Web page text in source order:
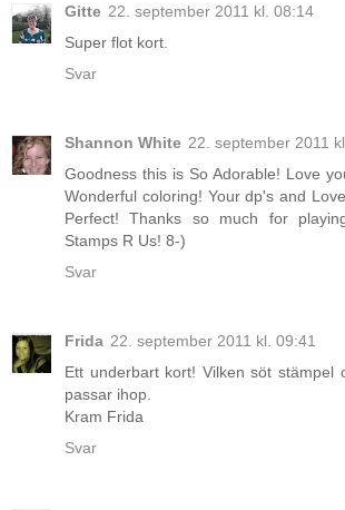
Gitte 22. september 2011 kl. 08:14
Super flot kort.
Svar
Shannon White 22. september 2011
Goodness this is So Adorable! Love
Wonderful coloring! Your dp's and
Perfect! Thanks so much for
Stamps R Us! 8-)
Svar
Frida 22. september 2011 kl. 09:41
Ett underbart kort! Vilken söt stämpel
passar ihop.
Kram Frida
Svar